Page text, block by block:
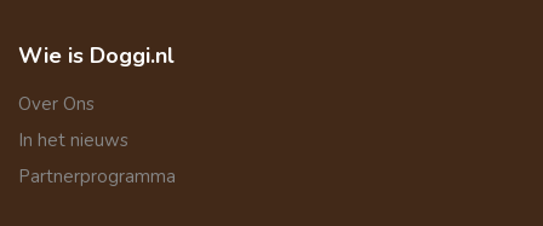
Wie is Doggi.nl
Over Ons
In het nieuws
Partnerprogramma